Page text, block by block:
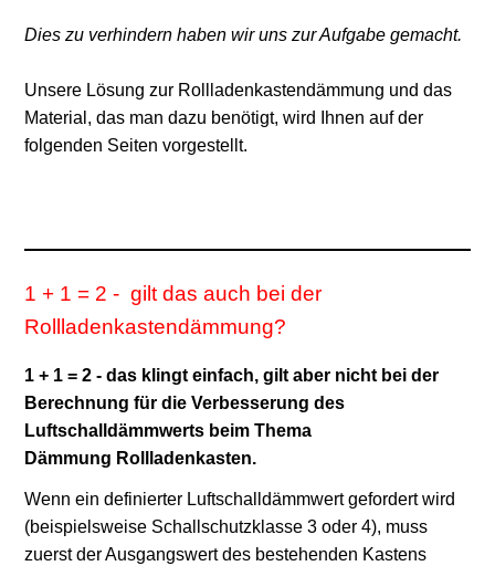
Dies zu verhindern haben wir uns zur Aufgabe gemacht.
Unsere Lösung zur Rollladenkastendämmung und das
Material, das man dazu benötigt, wird Ihnen auf der
folgenden Seiten vorgestellt.
1 + 1 = 2 - gilt das auch bei der
Rollladenkastendämmung?
1 + 1 = 2 - das klingt einfach, gilt aber nicht bei der
Berechnung für die Verbesserung des
Luftschalldämmwerts beim Thema
Dämmung Rollladenkasten.
Wenn ein definierter Luftschalldämmwert gefordert wird
(beispielsweise Schallschutzklasse 3 oder 4), muss
zuerst der Ausgangswert des bestehenden Kastens